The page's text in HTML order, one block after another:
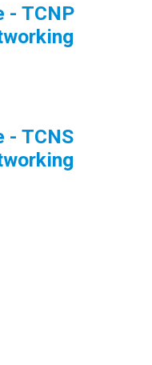
- TCNP
- TCNS